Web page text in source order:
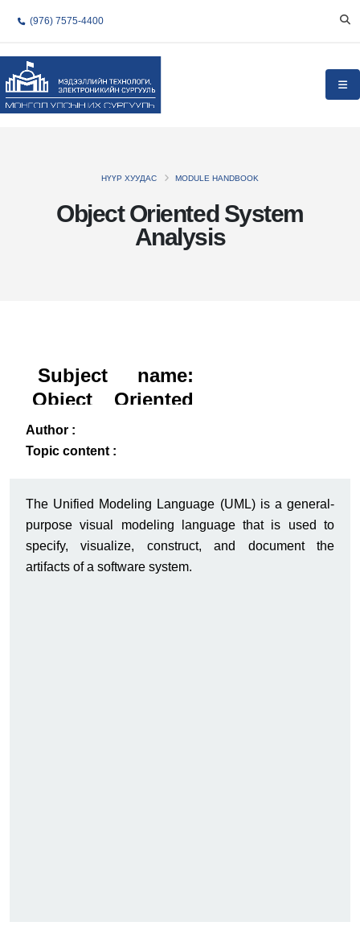
(976) 7575-4400
Object Oriented System
Analysis
НҮҮР ХУУДАС MODULE HANDBOOK
Subject name:
Object Oriented
System Analysis
Author :
Topic content :
The Unified Modeling Language (UML) is a general-
purpose visual modeling language that is used to
specify, visualize, construct, and document the
artifacts of a software system.